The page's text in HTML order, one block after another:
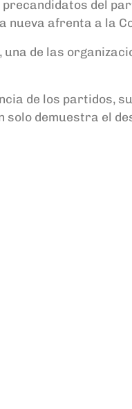
del
afrenta a la
de las
de los partidos,
demuestra el